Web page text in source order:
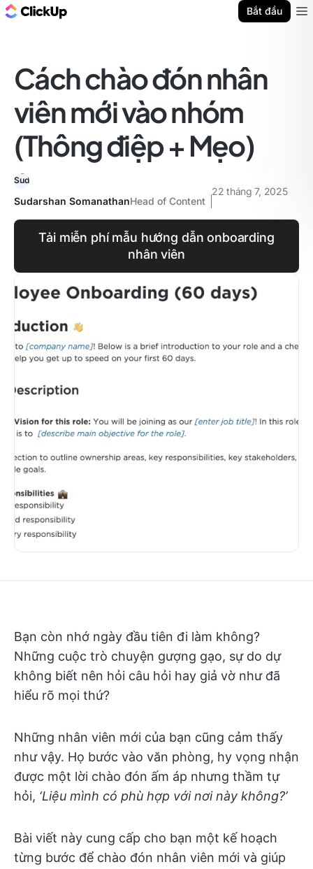
Bắt đầu
Cách chào đón nhân
viên mới vào nhóm
(Thông điệp + Mẹo)
Sudarshan SomanathanHead of Content
22 tháng 7, 2025
Tải miễn phí mẫu hướng dẫn onboarding
nhân viên
Bạn còn nhớ ngày đầu tiên đi làm không?
Những cuộc trò chuyện gượng gạo, sự do dự
không biết nên hỏi câu hỏi hay giả vờ như đã
hiểu rõ mọi thứ?
Những nhân viên mới của bạn cũng cảm thấy
như vậy. Họ bước vào văn phòng, hy vọng nhận
được một lời chào đón ấm áp nhưng thầm tự
hỏi, ‘Liệu mình có phù hợp với nơi này không?’
Bài viết này cung cấp cho bạn một kế hoạch
từng bước để chào đón nhân viên mới và giúp